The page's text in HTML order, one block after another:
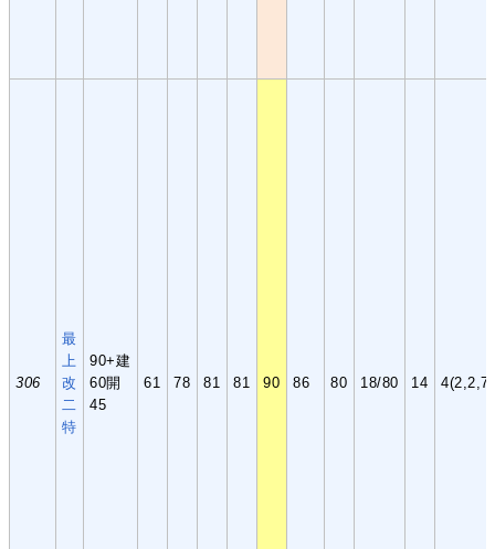
306
最
上
改
二
特
90+建
60開
45
61 78 81 81 90 86 80 18/80 14